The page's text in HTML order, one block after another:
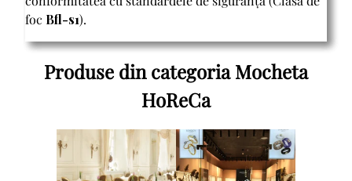
foc Bfl-s1).
Produse din categoria Mocheta
HoReCa